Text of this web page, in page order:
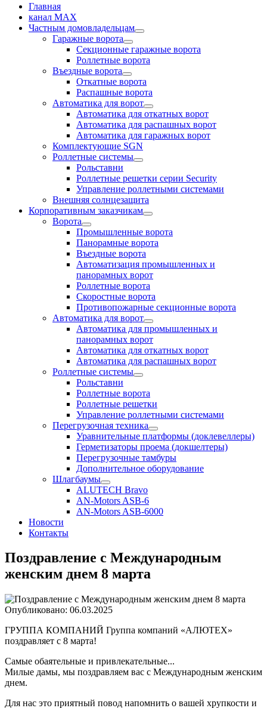
Главная
канал MAX
Частным домовладельцам
Гаражные ворота
Секционные гаражные ворота
Роллетные ворота
Въездные ворота
Откатные ворота
Распашные ворота
Автоматика для ворот
Автоматика для откатных ворот
Автоматика для распашных ворот
Автоматика для гаражных ворот
Комплектующие SGN
Роллетные системы
Рольставни
Роллетные решетки серии Security
Управление роллетными системами
Внешняя солнцезащита
Корпоративным заказчикам
Ворота
Промышленные ворота
Панорамные ворота
Въездные ворота
Автоматизация промышленных и
панорамных ворот
Роллетные ворота
Скоростные ворота
Противопожарные секционные ворота
Автоматика для ворот
Автоматика для промышленных и
панорамных ворот
Автоматика для откатных ворот
Автоматика для распашных ворот
Роллетные системы
Рольставни
Роллетные ворота
Роллетные решетки
Управление роллетными системами
Перегрузочная техника
Уравнительные платформы (доклевеллеры)
Герметизаторы проема (докшелтеры)
Перегрузочные тамбуры
Дополнительное оборудование
Шлагбаумы
ALUTECH Bravo
AN-Motors ASB-6
AN-Motors ASB-6000
Новости
Контакты
Поздравление с Международным
женским днем 8 марта
Опубликовано: 06.03.2025
ГРУППА КОМПАНИЙ Группа компаний «АЛЮТЕХ»
поздравляет с 8 марта!
Самые обаятельные и привлекательные...
Милые дамы, мы поздравляем вас с Международным женским
днем.
Для нас это приятный повод напомнить о вашей хрупкости и